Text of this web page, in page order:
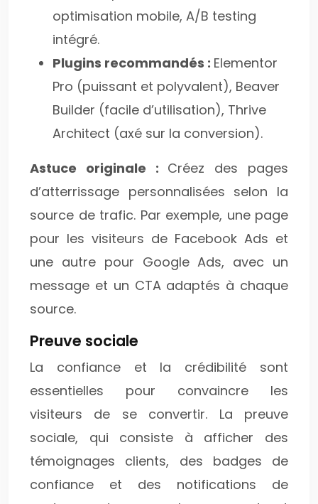
optimisation mobile, A/B testing
intégré.
Plugins recommandés : Elementor
Pro (puissant et polyvalent), Beaver
Builder (facile d’utilisation), Thrive
Architect (axé sur la conversion).
Astuce originale : Créez des pages
d’atterrissage personnalisées selon la
source de trafic. Par exemple, une page
pour les visiteurs de Facebook Ads et
une autre pour Google Ads, avec un
message et un CTA adaptés à chaque
source.
Preuve sociale
La confiance et la crédibilité sont
essentielles pour convaincre les
visiteurs de se convertir. La preuve
sociale, qui consiste à afficher des
témoignages clients, des badges de
confiance et des notifications de